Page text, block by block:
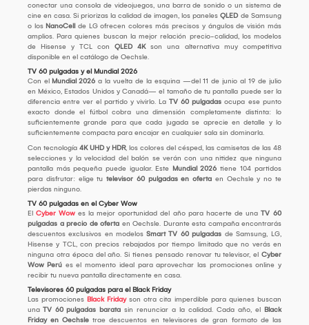
conectar una consola de videojuegos, una barra de sonido o un sistema de
cine en casa. Si priorizas la calidad de imagen, los paneles QLED de Samsung
o los NanoCell de LG ofrecen colores más precisos y ángulos de visión más
amplios. Para quienes buscan la mejor relación precio-calidad, los modelos
de Hisense y TCL con QLED 4Kson una alternativa muy competitiva
disponible en el catálogo de Oechsle.
TV 60 pulgadas y el Mundial 2026
Con el Mundial 2026 a la vuelta de la esquina —del 11 de junio al 19 de julio
en México, Estados Unidos y Canadá— el tamaño de tu pantalla puede ser la
diferencia entre ver el partido y vivirlo. La TV 60 pulgadas ocupa ese punto
exacto donde el fútbol cobra una dimensión completamente distinta: lo
suficientemente grande para que cada jugada se aprecie en detalle y lo
suficientemente compacta para encajar en cualquier sala sin dominarla.
Con tecnología 4K UHD y HDR, los colores del césped, las camisetas de las 48
selecciones y la velocidad del balón se verán con una nitidez que ninguna
pantalla más pequeña puede igualar. Este Mundial 2026 tiene 104 partidos
para disfrutar: elige tu televisor 60 pulgadas en oferta en Oechsle y no te
pierdas ninguno.
TV 60 pulgadas en el Cyber Wow
El Cyber Wow es la mejor oportunidad del año para hacerte de una TV 60
pulgadas a precio de oferta en Oechsle. Durante esta campaña encontrarás
descuentos exclusivos en modelos Smart TV 60 pulgadas de Samsung, LG,
Hisense y TCL, con precios rebajados por tiempo limitado que no verás en
ninguna otra época del año. Si tienes pensado renovar tu televisor, el Cyber
Wow Perú es el momento ideal para aprovechar las promociones online y
recibir tu nueva pantalla directamente en casa.
Televisores 60 pulgadas para el Black Friday
Las promociones Black Fridayson otra cita imperdible para quienes buscan
una TV 60 pulgadas barata sin renunciar a la calidad. Cada año, el Black
Friday en Oechsle trae descuentos en televisores de gran formato de las